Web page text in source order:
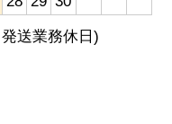
発送業務休日)